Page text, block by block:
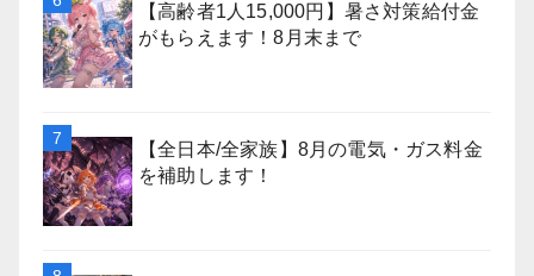
【高齢者1人15,000円】暑さ対策給付金
がもらえます！8月末まで
【全日本/全家族】8月の電気・ガス料金
を補助します！